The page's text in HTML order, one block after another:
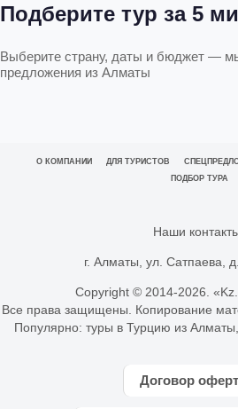
Подберите тур за 5
Выберите страну, даты и бюджет —
предложения из Алматы
О КОМПАНИИ ДЛЯ ТУРИСТОВ
ПОДБОР ТУРА
Наши
г. Алматы, ул. Сатпаева,
Copyright © 2014-2026.
Все права защищены. Копирование
Популярно: туры в Турцию из Алматы
Договор